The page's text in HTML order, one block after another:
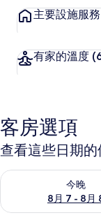
主要設施服務
有家的溫度
客房選項
查看這些日期
今晚
8月 7 - 8月
查看今晚 (8月 7 - 8